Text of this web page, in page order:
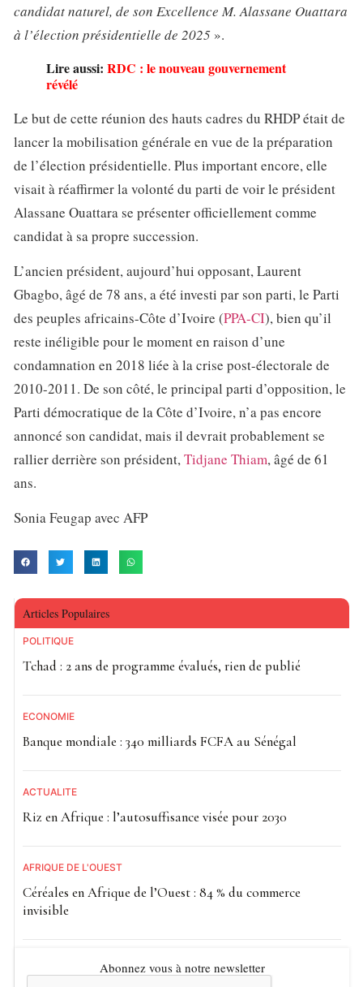
candidat naturel, de son Excellence M. Alassane Ouattara
à l’élection présidentielle de 2025 ».
Lire aussi: RDC : le nouveau gouvernement
révélé
Le but de cette réunion des hauts cadres du RHDP était de
lancer la mobilisation générale en vue de la préparation
de l’élection présidentielle. Plus important encore, elle
visait à réaffirmer la volonté du parti de voir le président
Alassane Ouattara se présenter officiellement comme
candidat à sa propre succession.
L’ancien président, aujourd’hui opposant, Laurent
Gbagbo, âgé de 78 ans, a été investi par son parti, le Parti
des peuples africains-Côte d’Ivoire (PPA-CI), bien qu’il
reste inéligible pour le moment en raison d’une
condamnation en 2018 liée à la crise post-électorale de
2010-2011. De son côté, le principal parti d’opposition, le
Parti démocratique de la Côte d’Ivoire, n’a pas encore
annoncé son candidat, mais il devrait probablement se
rallier derrière son président,Tidjane Thiam, âgé de 61
ans.
Sonia Feugap avec AFP
Articles Populaires
POLITIQUE
Tchad : 2 ans de programme évalués, rien de publié
ECONOMIE
Banque mondiale : 340 milliards FCFA au Sénégal
ACTUALITE
Riz en Afrique : l’autosuffisance visée pour 2030
AFRIQUE DE L'OUEST
Céréales en Afrique de l’Ouest : 84 % du commerce
invisible
Abonnez vous à notre newsletter